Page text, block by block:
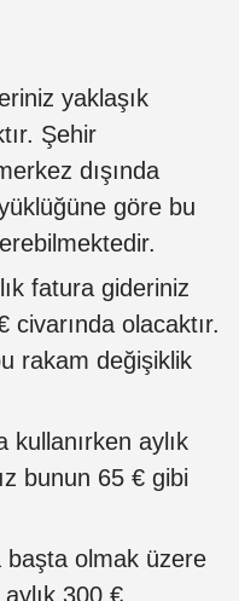
yaklaşık
Şehir
dışında
göre bu
fatura gideriniz
olacaktır.
rakam değişiklik
kullanırken aylık
bunun 65 € gibi
başta olmak üzere
300 €